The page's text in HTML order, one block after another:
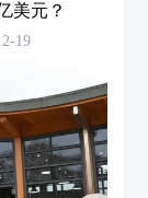
美元？
19